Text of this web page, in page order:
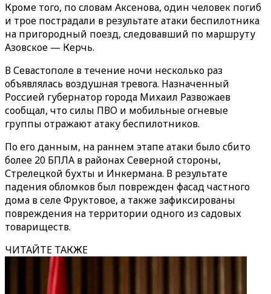
Кроме того, по словам Аксенова, один человек погиб
и трое пострадали в результате атаки беспилотника
на пригородный поезд, следовавший по маршруту
Азовское — Керчь.
В Севастополе в течение ночи несколько раз
объявлялась воздушная тревога. Назначенный
Россией губернатор города Михаил Развожаев
сообщал, что силы ПВО и мобильные огневые
группы отражают атаку беспилотников.
По его данным, на раннем этапе атаки было сбито
более 20 БПЛА в районах Северной стороны,
Стрелецкой бухты и Инкермана. В результате
падения обломков был поврежден фасад частного
дома в селе Фруктовое, а также зафиксированы
повреждения на территории одного из садовых
товариществ.
ЧИТАЙТЕ ТАКЖЕ